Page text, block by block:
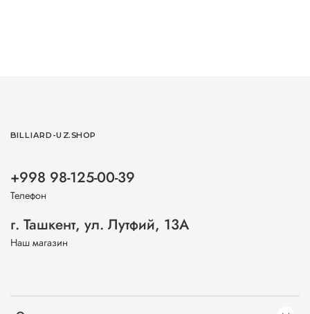
BILLIARD-UZ.SHOP
+998 98-125-00-39
Телефон
г. Ташкент, ул. Лутфий, 13А
Наш магазин